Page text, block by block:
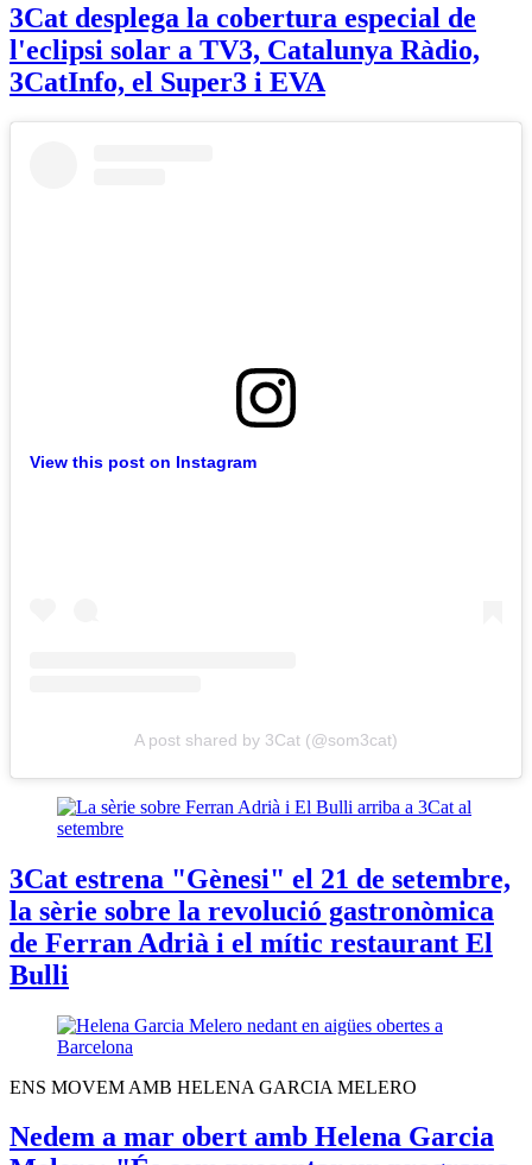
3Cat desplega la cobertura especial de
l'eclipsi solar a TV3, Catalunya Ràdio,
3CatInfo, el Super3 i EVA
View this post on Instagram
A post shared by 3Cat (@som3cat)
3Cat estrena "Gènesi" el 21 de setembre,
la sèrie sobre la revolució gastronòmica
de Ferran Adrià i el mític restaurant El
Bulli
ENS MOVEM AMB HELENA GARCIA MELERO
Nedem a mar obert amb Helena Garcia